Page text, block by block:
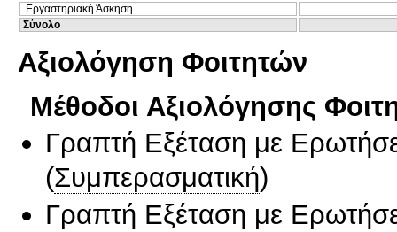
Εργαστηριακή Άσκηση
Σύνολο
Αξιολόγηση Φοιτητών
Μέθοδοι Αξιολόγησης
Γραπτή Εξέταση με
(Συμπερασματική)
Γραπτή Εξέταση με